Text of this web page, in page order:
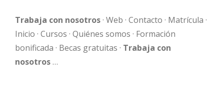
Trabaja con nosotros· Web · Contacto · Matrícula ·
Inicio · Cursos · Quiénes somos · Formación
bonificada · Becas gratuitas · Trabaja con
nosotros…